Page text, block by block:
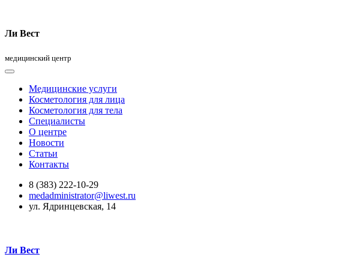
Ли Вест
медицинский центр
Медицинские услуги
Косметология для лица
Косметология для тела
Специалисты
О центре
Новости
Статьи
Контакты
8 (383) 222-10-29
medadministrator@liwest.ru
ул. Ядринцевская, 14
Ли Вест